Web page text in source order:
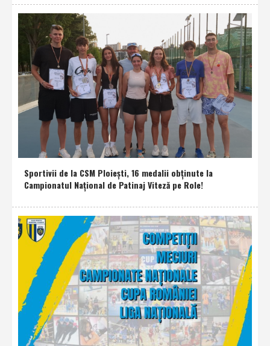
Sportivii de la CSM Ploieşti, 16 medalii obţinute la
Campionatul Naţional de Patinaj Viteză pe Role!